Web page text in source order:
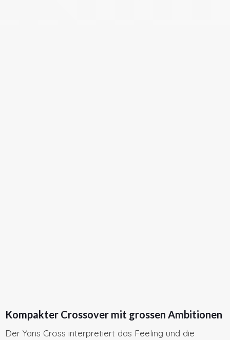
Kompakter Crossover mit grossen Ambitionen
Der Yaris Cross interpretiert das Feeling und die